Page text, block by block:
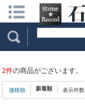
2件の商品がございます。
価格順 新着順 表示件数